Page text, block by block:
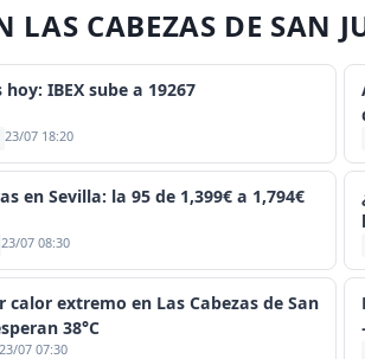
LAS CABEZAS DE SAN
IBEX sube a 19267
23/07 18:20
en Sevilla: la 95 de 1,399€ a 1,794€
23/07 08:30
calor extremo en Las Cabezas de San
38°C
23/07 07:30